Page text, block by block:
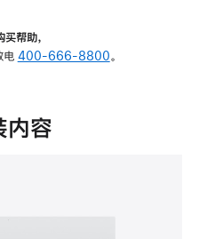
帮助，
电 400-666-8800。
内容